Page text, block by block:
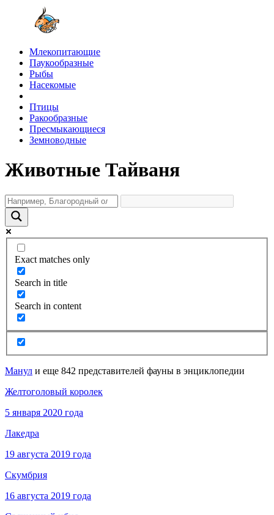
Млекопитающие
Паукообразные
Рыбы
Насекомые
Птицы
Ракообразные
Пресмыкающиеся
Земноводные
Животные Тайваня
Exact matches only
Search in title
Search in content
Манул и еще 842 представителей фауны в энциклопедии
Желтоголовый королек
5 января 2020 года
Лакедра
19 августа 2019 года
Скумбрия
16 августа 2019 года